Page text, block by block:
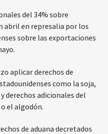
del 34% sobre
abril en represalia por los
sobre las exportaciones
aplicar derechos de
como la soja,
derechos adicionales del
el algodón.
de aduana decretados